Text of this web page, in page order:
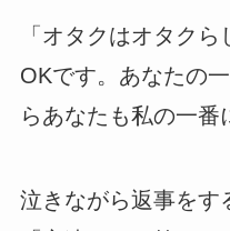
「オタクはオタクら
OKです。あなたの
らあなたも私の一番
泣きながら返事をす